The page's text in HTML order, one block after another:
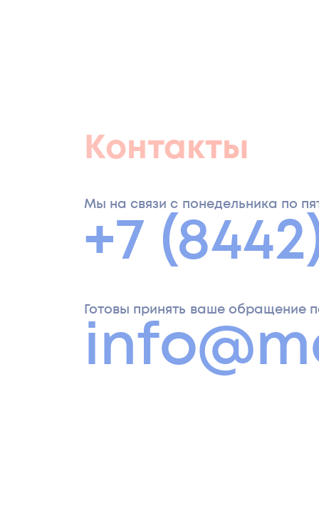
Контакты
Мы на связи с понедельника по
+7
Готовы принять ваше обращение